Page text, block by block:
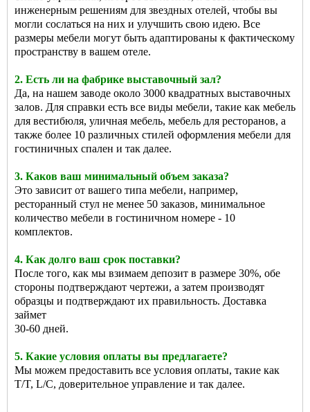
инженерным решениям для звездных отелей, чтобы вы
могли сослаться на них и улучшить свою идею. Все
размеры мебели могут быть адаптированы к фактическому
пространству в вашем отеле.
2. Есть ли на фабрике выставочный зал?
Да, на нашем заводе около 3000 квадратных выставочных
залов. Для справки есть все виды мебели, такие как мебель
для вестибюля, уличная мебель, мебель для ресторанов, а
также более 10 различных стилей оформления мебели для
гостиничных спален и так далее.
3. Каков ваш минимальный объем заказа?
Это зависит от вашего типа мебели, например,
ресторанный стул не менее 50 заказов, минимальное
количество мебели в гостиничном номере - 10
комплектов.
4. Как долго ваш срок поставки?
После того, как мы взимаем депозит в размере 30%, обе
стороны подтверждают чертежи, а затем производят
образцы и подтверждают их правильность. Доставка
займет
30-60 дней.
5. Какие условия оплаты вы предлагаете?
Мы можем предоставить все условия оплаты, такие как
T/T, L/C, доверительное управление и так далее.